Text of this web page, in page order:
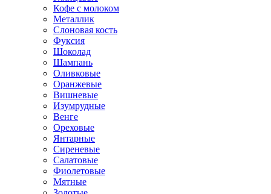
Кофе с молоком
Металлик
Слоновая кость
Фуксия
Шоколад
Шампань
Оливковые
Оранжевые
Вишневые
Изумрудные
Венге
Ореховые
Янтарные
Сиреневые
Салатовые
Фиолетовые
Мятные